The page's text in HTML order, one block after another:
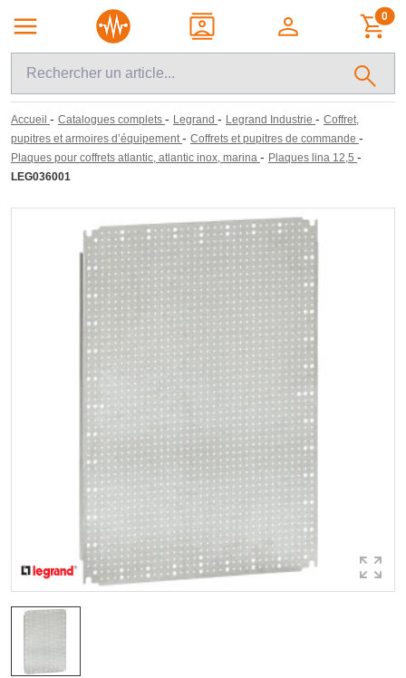
0
Accueil - Catalogues complets - Legrand - Legrand Industrie - Coffret,
pupitres et armoires d’équipement - Coffrets et pupitres de commande -
Plaques pour coffrets atlantic, atlantic inox, marina - Plaques lina 12,5 -
LEG036001